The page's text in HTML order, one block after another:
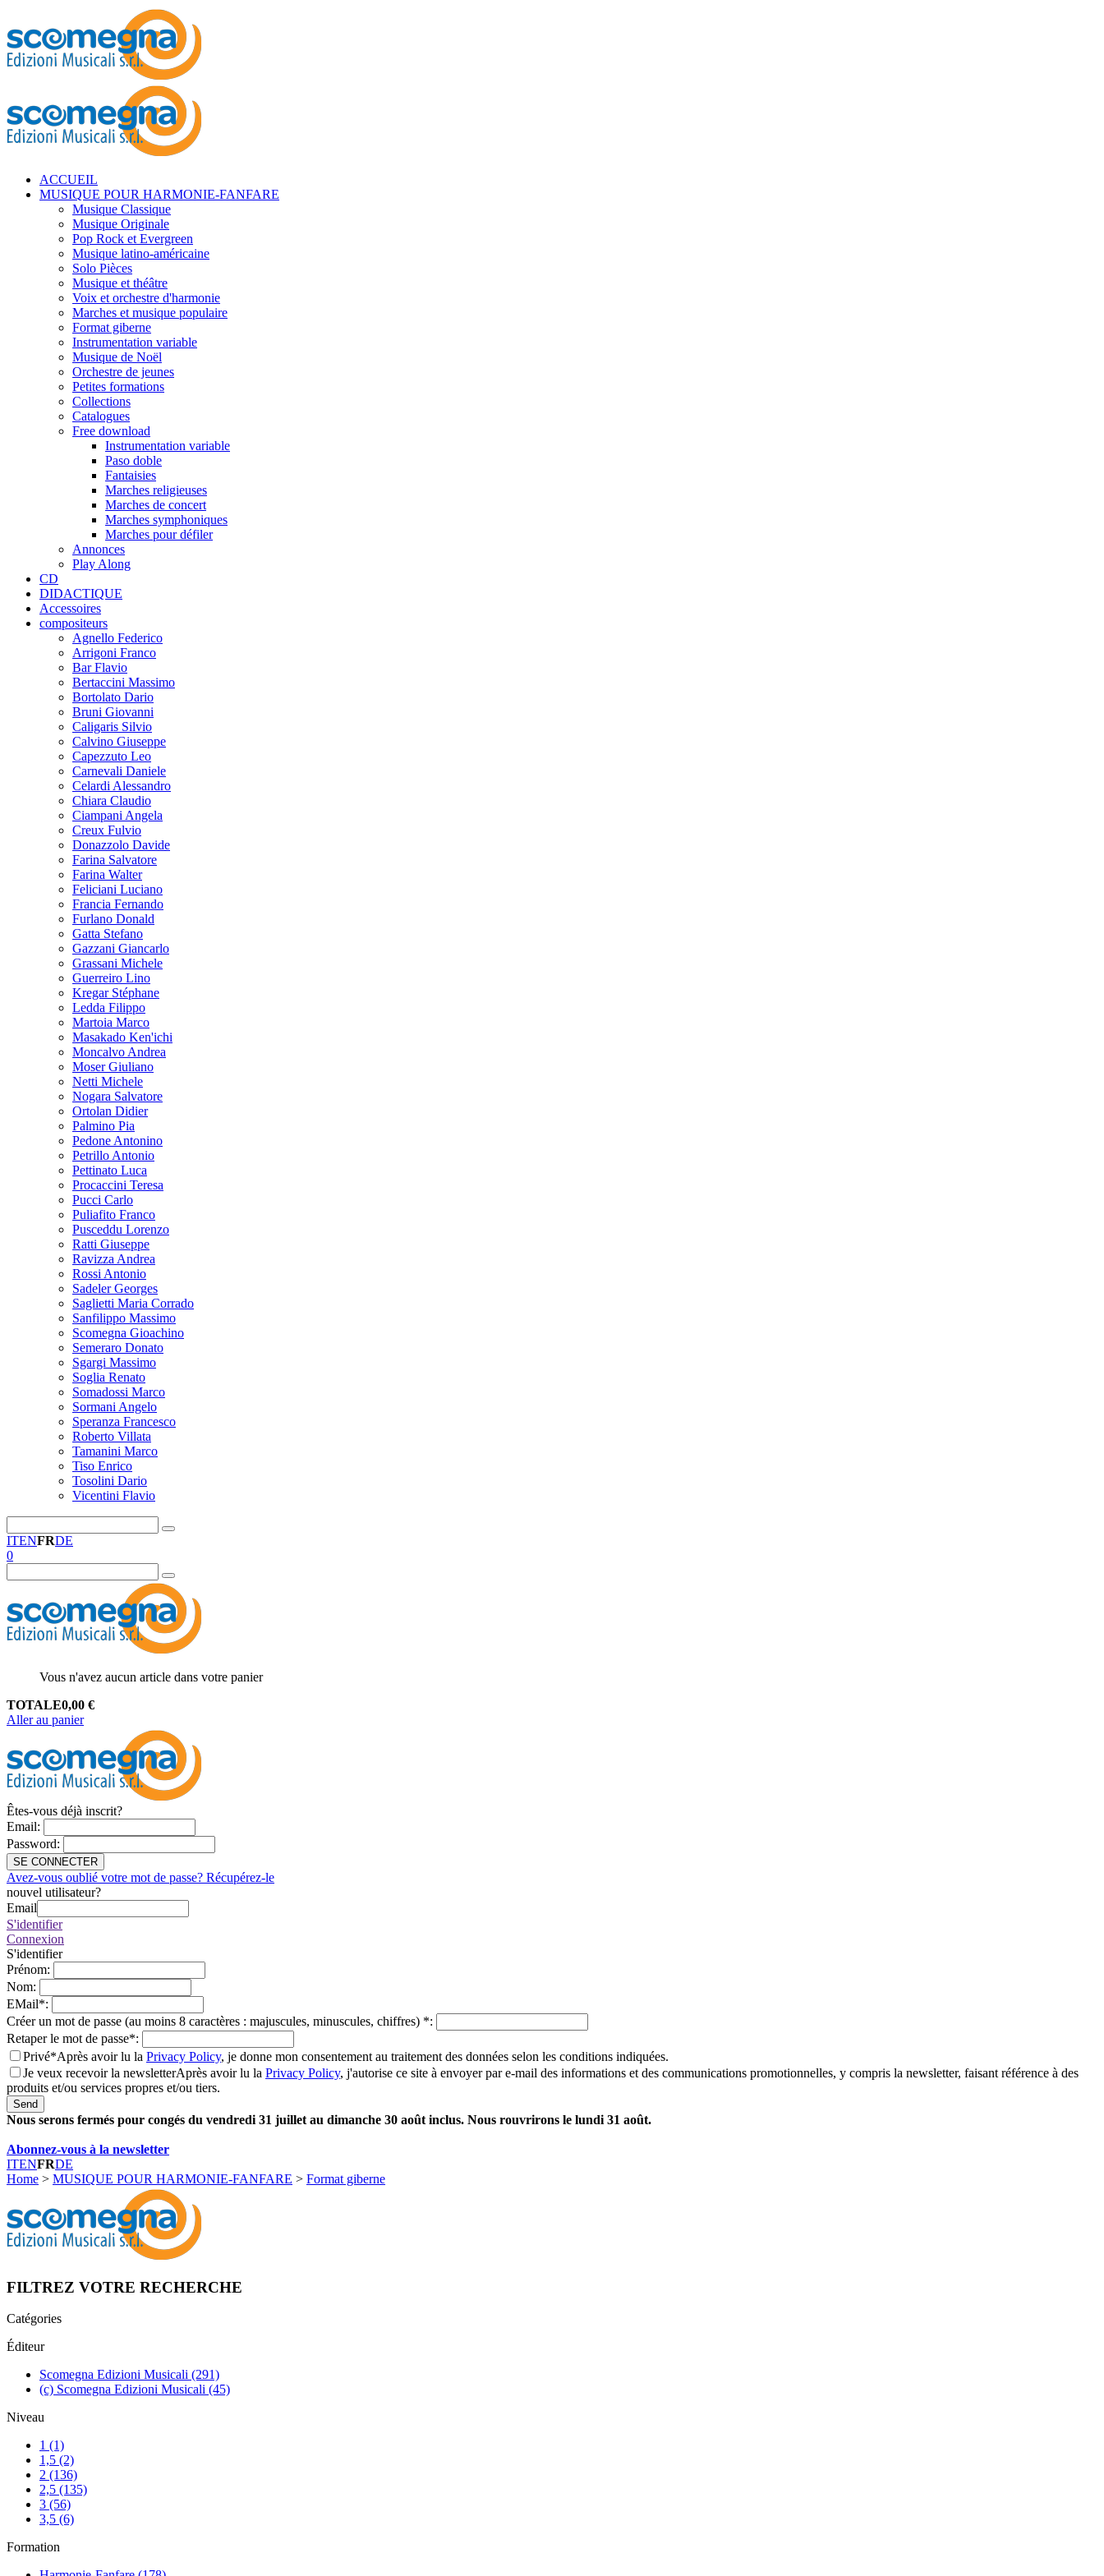
ACCUEIL
MUSIQUE POUR HARMONIE-FANFARE
Musique Classique
Musique Originale
Pop Rock et Evergreen
Musique latino-américaine
Solo Pièces
Musique et théâtre
Voix et orchestre d'harmonie
Marches et musique populaire
Format giberne
Instrumentation variable
Musique de Noël
Orchestre de jeunes
Petites formations
Collections
Catalogues
Free download
Instrumentation variable
Paso doble
Fantaisies
Marches religieuses
Marches de concert
Marches symphoniques
Marches pour défiler
Annonces
Play Along
CD
DIDACTIQUE
Accessoires
compositeurs
Agnello Federico
Arrigoni Franco
Bar Flavio
Bertaccini Massimo
Bortolato Dario
Bruni Giovanni
Caligaris Silvio
Calvino Giuseppe
Capezzuto Leo
Carnevali Daniele
Celardi Alessandro
Chiara Claudio
Ciampani Angela
Creux Fulvio
Donazzolo Davide
Farina Salvatore
Farina Walter
Feliciani Luciano
Francia Fernando
Furlano Donald
Gatta Stefano
Gazzani Giancarlo
Grassani Michele
Guerreiro Lino
Kregar Stéphane
Ledda Filippo
Martoia Marco
Masakado Ken'ichi
Moncalvo Andrea
Moser Giuliano
Netti Michele
Nogara Salvatore
Ortolan Didier
Palmino Pia
Pedone Antonino
Petrillo Antonio
Pettinato Luca
Procaccini Teresa
Pucci Carlo
Puliafito Franco
Pusceddu Lorenzo
Ratti Giuseppe
Ravizza Andrea
Rossi Antonio
Sadeler Georges
Saglietti Maria Corrado
Sanfilippo Massimo
Scomegna Gioachino
Semeraro Donato
Sgargi Massimo
Soglia Renato
Somadossi Marco
Sormani Angelo
Speranza Francesco
Roberto Villata
Tamanini Marco
Tiso Enrico
Tosolini Dario
Vicentini Flavio
ITENFRDE
0
Vous n'avez aucun article dans votre panier
TOTALE0,00 €
Aller au panier
Êtes-vous déjà inscrit?
Email:
Password:
SE CONNECTER
Avez-vous oublié votre mot de passe? Récupérez-le
nouvel utilisateur?
Email
S'identifier
Connexion
S'identifier
Prénom:
Nom:
EMail*:
Créer un mot de passe (au moins 8 caractères : majuscules, minuscules, chiffres) *:
Retaper le mot de passe*:
Privé*Après avoir lu la Privacy Policy, je donne mon consentement au traitement des données selon les conditions indiquées.
Je veux recevoir la newsletterAprès avoir lu la Privacy Policy, j'autorise ce site à envoyer par e-mail des informations et des communications promotionnelles, y compris la newsletter, faisant référence à des
produits et/ou services propres et/ou tiers.
Send
Nous serons fermés pour congés du vendredi 31 juillet au dimanche 30 août inclus. Nous rouvrirons le lundi 31 août.
Abonnez-vous à la newsletter
ITENFRDE
Home > MUSIQUE POUR HARMONIE-FANFARE > Format giberne
FILTREZ VOTRE RECHERCHE
Catégories
Éditeur
Scomegna Edizioni Musicali (291)
(c) Scomegna Edizioni Musicali (45)
Niveau
1 (1)
1,5 (2)
2 (136)
2,5 (135)
3 (56)
3,5 (6)
Formation